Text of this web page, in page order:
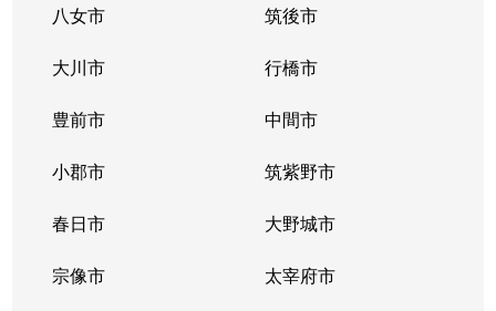
八女市 筑後市
大川市 行橋市
豊前市 中間市
小郡市 筑紫野市
春日市 大野城市
宗像市 太宰府市